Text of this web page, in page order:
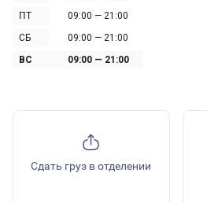
ПТ
09:00 — 21:00
СБ
09:00 — 21:00
ВС
09:00 — 21:00
Сдать груз в отделении